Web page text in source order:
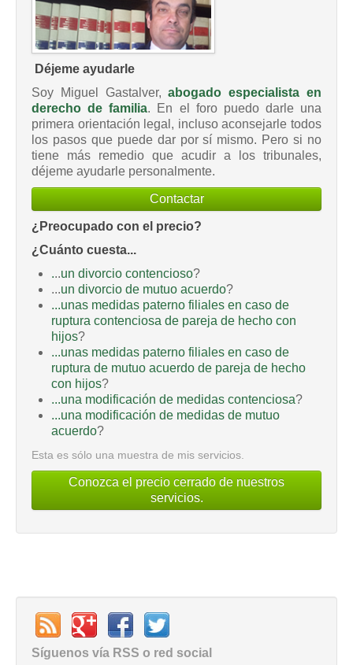
Déjeme ayudarle
Soy Miguel Gastalver,abogado especialista en
derecho de familia. En el foro puedo darle una
primera orientación legal, incluso aconsejarle todos
los pasos que puede dar por sí mismo. Pero si no
tiene más remedio que acudir a los tribunales,
déjeme ayudarle personalmente.
Contactar
¿Preocupado con el precio?
¿Cuánto cuesta...
...un divorcio contencioso?
...un divorcio de mutuo acuerdo?
...unas medidas paterno filiales en caso de
ruptura contenciosa de pareja de hecho con
hijos?
...unas medidas paterno filiales en caso de
ruptura de mutuo acuerdo de pareja de hecho
con hijos?
...una modificación de medidas contenciosa?
...una modificación de medidas de mutuo
acuerdo?
Esta es sólo una muestra de mis servicios.
Conozca el precio cerrado de nuestros
servicios.
Síguenos vía RSS o red social